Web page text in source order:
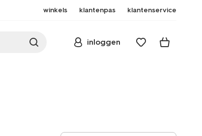
winkels klantenpas klantenservice
inloggen